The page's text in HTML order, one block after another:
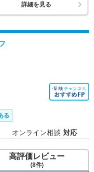
詳細を見る
る
オンライン相談 対応
高評価レビュー
(8件)